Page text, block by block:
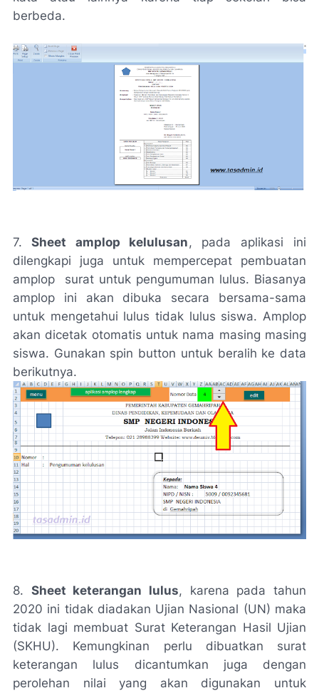
berbeda.
7. Sheet amplop kelulusan , pada aplikasi ini
dilengkapi juga untuk mempercepat pembuatan
amplop surat untuk pengumuman lulus. Biasanya
amplop ini akan dibuka secara bersama-sama
untuk mengetahui lulus tidak lulus siswa. Amplop
akan dicetak otomatis untuk nama masing masing
siswa. Gunakan spin button untuk beralih ke data
berikutnya.
8. Sheet keterangan lulus, karena pada tahun
2020 ini tidak diadakan Ujian Nasional (UN) maka
tidak lagi membuat Surat Keterangan Hasil Ujian
(SKHU). Kemungkinan perlu dibuatkan surat
keterangan lulus dicantumkan juga dengan
perolehan nilai yang akan digunakan untuk